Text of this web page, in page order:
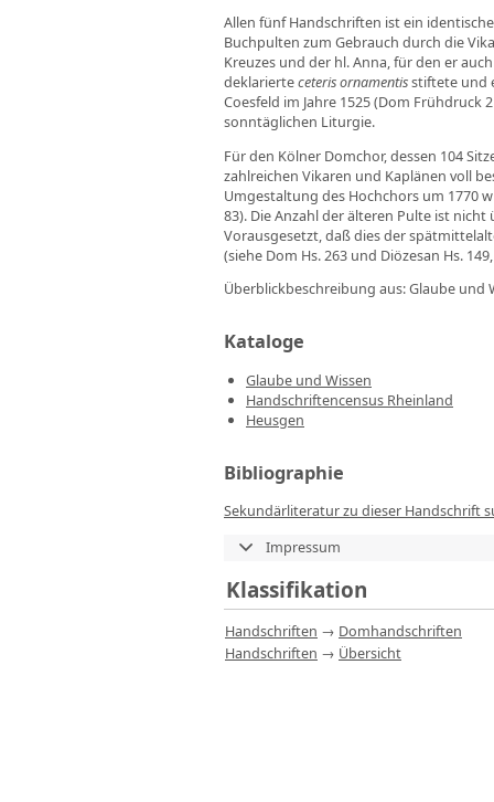
Allen fünf Handschriften ist ein
Buchpulten zum Gebrauch durch die
Kreuzes und der hl. Anna, für den er
deklarierteceteris ornamentisstiftete und
Coesfeld im Jahre 1525 (Dom Frühdruck
sonntäglichen Liturgie.
Für den Kölner Domchor, dessen 104
zahlreichen Vikaren und Kaplänen voll
Umgestaltung des Hochchors um 1770
83). Die Anzahl der älteren Pulte ist
Vorausgesetzt, daß dies der
(siehe Dom Hs. 263 und Diözesan Hs.
Überblickbeschreibung aus: Glaube und
Kataloge
Glaube und Wissen
Handschriftencensus Rheinland
Heusgen
Bibliographie
Sekundärliteratur zu dieser Handschrift
Impressum
Klassifikation
Handschriften → Domhandschriften
Handschriften → Übersicht